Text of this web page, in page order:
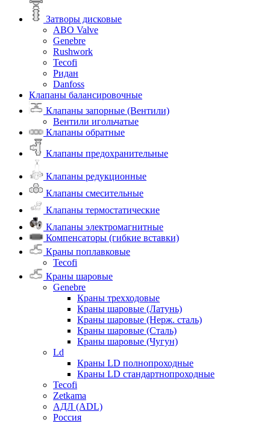
Затворы дисковые
ABO Valve
Genebre
Rushwork
Tecofi
Ридан
Danfoss
Клапаны балансировочные
Клапаны запорные (Вентили)
Вентили игольчатые
Клапаны обратные
Клапаны предохранительные
Клапаны редукционные
Клапаны смесительные
Клапаны термостатические
Клапаны электромагнитные
Компенсаторы (гибкие вставки)
Краны поплавковые
Tecofi
Краны шаровые
Genebre
Краны трехходовые
Краны шаровые (Латунь)
Краны шаровые (Нерж. сталь)
Краны шаровые (Сталь)
Краны шаровые (Чугун)
Ld
Краны LD полнопроходные
Краны LD стандартнопроходные
Tecofi
Zetkama
АДЛ (ADL)
Россия